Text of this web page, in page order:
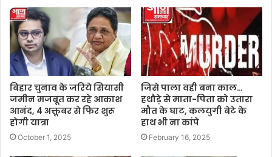
बिहार चुनाव के जरिये सियासी
जमीन मजबूत कर रहे आकाश
आनंद, 4 अक्तूबर से फिर शुरू
होगी यात्रा
October 1, 2025
जिसे पाला वही बना काल…
हथौड़े से माता-पिता को उतारा
मौत के घाट, कलयुगी बेटे के
हाथ भी ना कांपे
February 16, 2025